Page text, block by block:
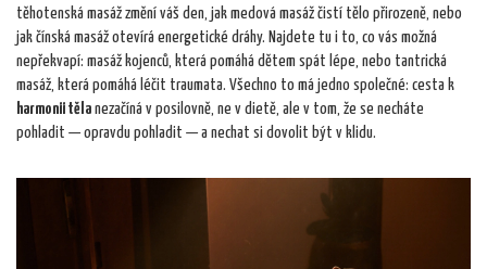
těhotenská masáž změní váš den, jak medová masáž čistí tělo přirozeně, nebo
jak čínská masáž otevírá energetické dráhy. Najdete tu i to, co vás možná
nepřekvapí: masáž kojenců, která pomáhá dětem spát lépe, nebo tantrická
masáž, která pomáhá léčit traumata. Všechno to má jedno společné: cesta k
harmonii těla nezačíná v posilovně, ne v dietě, ale v tom, že se necháte
pohladit — opravdu pohladit — a nechat si dovolit být v klidu.